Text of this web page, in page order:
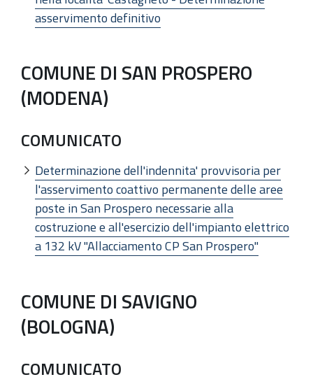
asservimento definitivo
COMUNE DI SAN PROSPERO
(MODENA)
COMUNICATO
Determinazione dell'indennita' provvisoria per
l'asservimento coattivo permanente delle aree
poste in San Prospero necessarie alla
costruzione e all'esercizio dell'impianto elettrico
a 132 kV "Allacciamento CP San Prospero"
COMUNE DI SAVIGNO
(BOLOGNA)
COMUNICATO